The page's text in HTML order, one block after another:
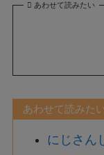
あわせて読みたい
あわせて読みた
にじさん